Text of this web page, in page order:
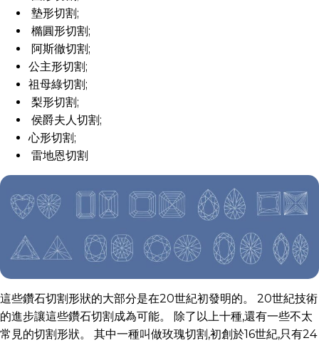
墊形切割;
橢圓形切割;
阿斯徹切割;
公主形切割;
祖母綠切割;
梨形切割;
侯爵夫人切割;
心形切割;
雷地恩切割
這些鑽石切割形狀的大部分是在20世紀初發明的。 20世紀技術
的進步讓這些鑽石切割成為可能。 除了以上十種,還有一些不太
常見的切割形狀。 其中一種叫做玫瑰切割,初創於16世紀,只有24